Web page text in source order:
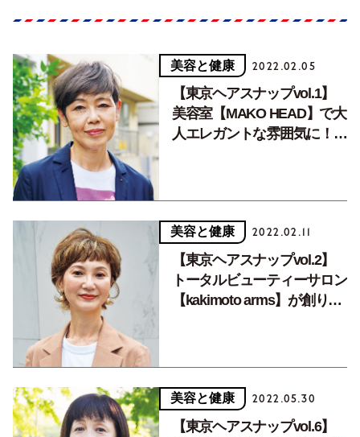
美容と健康 2022.02.05
【東京ヘアスナップvol.1】
美容室【MAKO HEAD】で大
人エレガントな雰囲気に！そ
美容と健康 2022.02.11
【東京ヘアスナップvol.2】
トータルビューティーサロン
【kakimoto arms】が創り出
美容と健康 2022.05.30
【東京ヘアスナップvol.6】